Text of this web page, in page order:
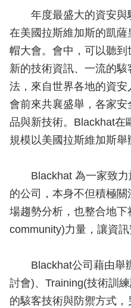
年度最盛大的資安與
在美國拉斯維加斯的凱
帽大會。會中，可以聽
新的技術資訊、一流的
法，來自世界各地的資
會前來共襄盛舉，各家
品與新技術。Blackhat在
規模以美國拉斯維加斯舉
Blackhat 為一家致力
的公司，本身不但積極
場趨勢分析，也整合地下
community)力量，讓資訊
Blackhat公司藉由舉
討會)、Training(技術訓
的駭客技術與防禦方式，